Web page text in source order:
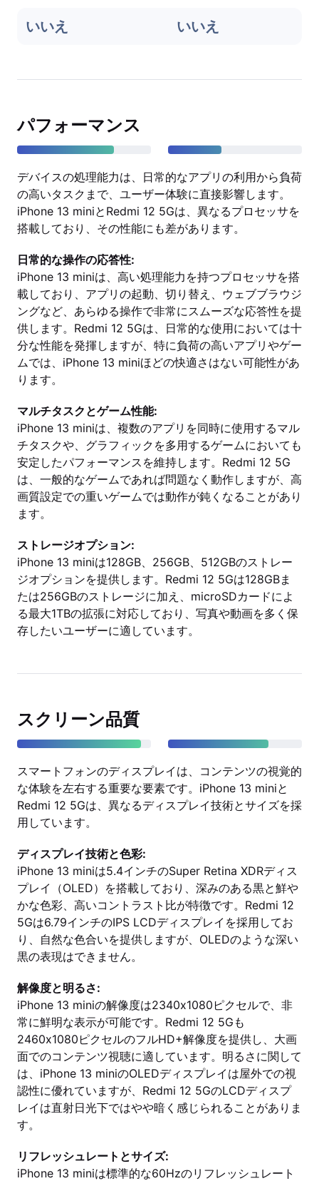
いいえ いいえ
パフォーマンス
デバイスの処理能力は、日常的なアプリの利用から負荷
の高いタスクまで、ユーザー体験に直接影響します。
iPhone 13 miniとRedmi 12 5Gは、異なるプロセッサを
搭載しており、その性能にも差があります。
日常的な操作の応答性:
iPhone 13 miniは、高い処理能力を持つプロセッサを搭
載しており、アプリの起動、切り替え、ウェブブラウジ
ングなど、あらゆる操作で非常にスムーズな応答性を提
供します。Redmi 12 5Gは、日常的な使用においては十
分な性能を発揮しますが、特に負荷の高いアプリやゲー
ムでは、iPhone 13 miniほどの快適さはない可能性があ
ります。
マルチタスクとゲーム性能:
iPhone 13 miniは、複数のアプリを同時に使用するマル
チタスクや、グラフィックを多用するゲームにおいても
安定したパフォーマンスを維持します。Redmi 12 5G
は、一般的なゲームであれば問題なく動作しますが、高
画質設定での重いゲームでは動作が鈍くなることがあり
ます。
ストレージオプション:
iPhone 13 miniは128GB、256GB、512GBのストレー
ジオプションを提供します。Redmi 12 5Gは128GBま
たは256GBのストレージに加え、microSDカードによ
る最大1TBの拡張に対応しており、写真や動画を多く保
存したいユーザーに適しています。
スクリーン品質
スマートフォンのディスプレイは、コンテンツの視覚的
な体験を左右する重要な要素です。iPhone 13 miniと
Redmi 12 5Gは、異なるディスプレイ技術とサイズを採
用しています。
ディスプレイ技術と色彩:
iPhone 13 miniは5.4インチのSuper Retina XDRディス
プレイ（OLED）を搭載しており、深みのある黒と鮮や
かな色彩、高いコントラスト比が特徴です。Redmi 12
5Gは6.79インチのIPS LCDディスプレイを採用してお
り、自然な色合いを提供しますが、OLEDのような深い
黒の表現はできません。
解像度と明るさ:
iPhone 13 miniの解像度は2340x1080ピクセルで、非
常に鮮明な表示が可能です。Redmi 12 5Gも
2460x1080ピクセルのフルHD+解像度を提供し、大画
面でのコンテンツ視聴に適しています。明るさに関して
は、iPhone 13 miniのOLEDディスプレイは屋外での視
認性に優れていますが、Redmi 12 5GのLCDディスプ
レイは直射日光下ではやや暗く感じられることがありま
す。
リフレッシュレートとサイズ:
iPhone 13 miniは標準的な60Hzのリフレッシュレート